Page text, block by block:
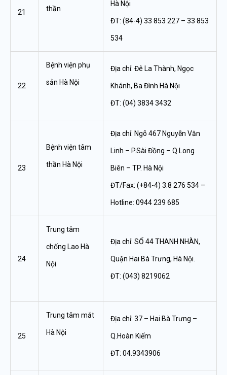
21 thần
Hà Nội
ĐT: (84-4) 33 853 227 – 33 853
534
22
Bệnh viện phụ
sản Hà Nội
Địa chỉ: Đê La Thành, Ngọc
Khánh, Ba Đình Hà Nội
ĐT: (04) 3834 3432
23
Bệnh viện tâm
thần Hà Nội
Địa chỉ: Ngõ 467 Nguyễn Văn
Linh – P.Sài Đồng – Q.Long
Biên – TP. Hà Nội
ĐT/Fax: (+84-4) 3.8 276 534 –
Hotline: 0944 239 685
24
Trung tâm
chống Lao Hà
Nội
Địa chỉ: SỐ 44 THANH NHÀN,
Quận Hai Bà Trưng, Hà Nội.
ĐT: (043) 8219062
25
Trung tâm mắt
Hà Nội
Địa chỉ: 37 – Hai Bà Trưng –
Q.Hoàn Kiếm
ĐT: 04.9343906